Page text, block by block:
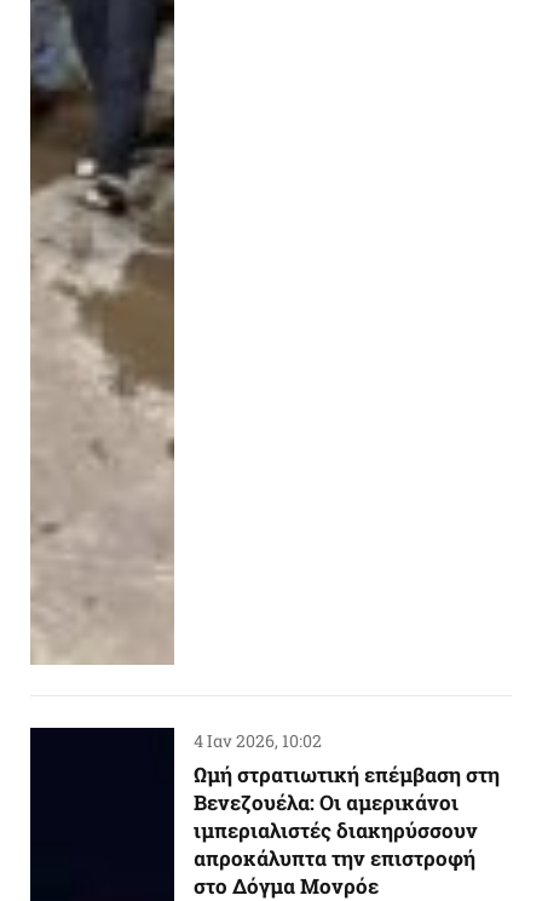
4 Ιαν 2026, 10:02
Ωμή στρατιωτική επέμβαση στη
Βενεζουέλα: Οι αμερικάνοι
ιμπεριαλιστές διακηρύσσουν
απροκάλυπτα την επιστροφή
στο Δόγμα Μονρόε